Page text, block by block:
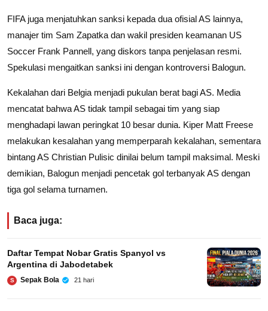
FIFA juga menjatuhkan sanksi kepada dua ofisial AS lainnya,
manajer tim Sam Zapatka dan wakil presiden keamanan US
Soccer Frank Pannell, yang diskors tanpa penjelasan resmi.
Spekulasi mengaitkan sanksi ini dengan kontroversi Balogun.
Kekalahan dari Belgia menjadi pukulan berat bagi AS. Media
mencatat bahwa AS tidak tampil sebagai tim yang siap
menghadapi lawan peringkat 10 besar dunia. Kiper Matt Freese
melakukan kesalahan yang memperparah kekalahan, sementara
bintang AS Christian Pulisic dinilai belum tampil maksimal. Meski
demikian, Balogun menjadi pencetak gol terbanyak AS dengan
tiga gol selama turnamen.
Baca juga:
Daftar Tempat Nobar Gratis Spanyol vs
Argentina di Jabodetabek
S Sepak Bola 21 hari